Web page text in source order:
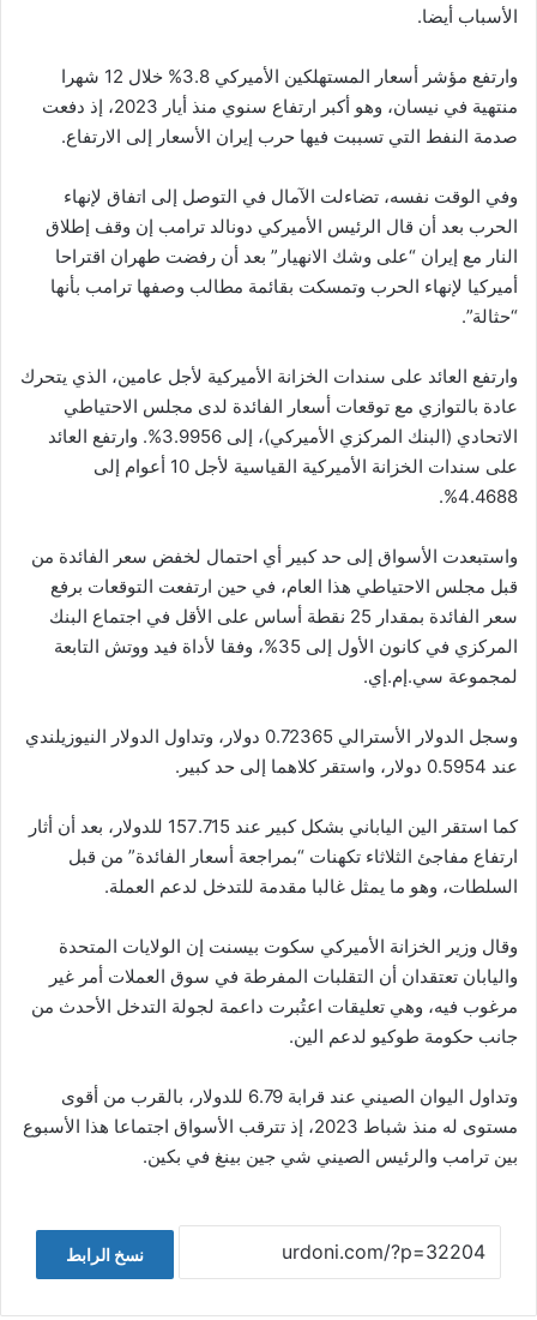
الأسباب أيضا.
وارتفع مؤشر أسعار المستهلكين الأميركي 3.8% خلال 12 شهرا
منتهية في نيسان، وهو أكبر ارتفاع سنوي منذ أيار 2023، إذ دفعت
صدمة النفط التي تسببت فيها حرب إيران الأسعار إلى الارتفاع.
وفي الوقت نفسه، تضاءلت الآمال في التوصل إلى اتفاق لإنهاء
الحرب بعد أن قال الرئيس الأميركي دونالد ترامب إن وقف إطلاق
النار مع إيران “على وشك الانهيار” بعد أن رفضت طهران اقتراحا
أميركيا لإنهاء الحرب وتمسكت بقائمة مطالب وصفها ترامب بأنها
“حثالة”.
وارتفع العائد على سندات الخزانة الأميركية لأجل عامين، الذي يتحرك
عادة بالتوازي مع توقعات أسعار الفائدة لدى مجلس الاحتياطي
الاتحادي (البنك المركزي الأميركي)، إلى 3.9956%. وارتفع العائد
على سندات الخزانة الأميركية القياسية لأجل 10 أعوام إلى
4.4688%.
واستبعدت الأسواق إلى حد كبير أي احتمال لخفض سعر الفائدة من
قبل مجلس الاحتياطي هذا العام، في حين ارتفعت التوقعات برفع
سعر الفائدة بمقدار 25 نقطة أساس على الأقل في اجتماع البنك
المركزي في كانون الأول إلى 35%، وفقا لأداة فيد ووتش التابعة
لمجموعة سي.إم.إي.
وسجل الدولار الأسترالي 0.72365 دولار، وتداول الدولار النيوزيلندي
عند 0.5954 دولار، واستقر كلاهما إلى حد كبير.
كما استقر الين الياباني بشكل كبير عند 157.715 للدولار، بعد أن أثار
ارتفاع مفاجئ الثلاثاء تكهنات “بمراجعة أسعار الفائدة” من قبل
السلطات، وهو ما يمثل غالبا مقدمة للتدخل لدعم العملة.
وقال وزير الخزانة الأميركي سكوت بيسنت إن الولايات المتحدة
واليابان تعتقدان أن التقلبات المفرطة في سوق العملات أمر غير
مرغوب فيه، وهي تعليقات اعتُبرت داعمة لجولة التدخل الأحدث من
جانب حكومة طوكيو لدعم الين.
وتداول اليوان الصيني عند قرابة 6.79 للدولار، بالقرب من أقوى
مستوى له منذ شباط 2023، إذ تترقب الأسواق اجتماعا هذا الأسبوع
بين ترامب والرئيس الصيني شي جين بينغ في بكين.
نسخ الرابط